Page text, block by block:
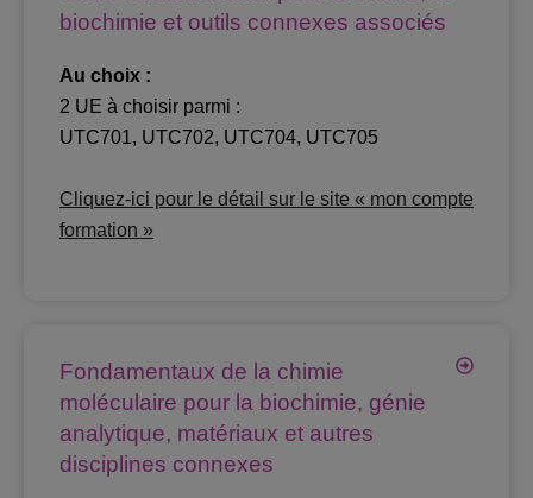
biochimie et outils connexes associés
Au choix :
2 UE à choisir parmi :
UTC701, UTC702, UTC704, UTC705
Cliquez-ici pour le détail sur le site « mon compte
formation »
Fondamentaux de la chimie
moléculaire pour la biochimie, génie
analytique, matériaux et autres
disciplines connexes